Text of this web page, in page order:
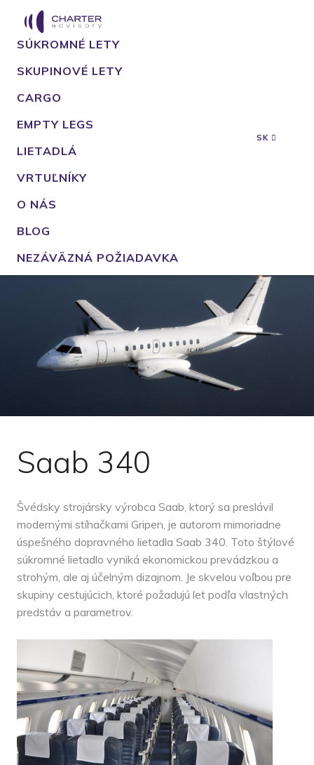
SÚKROMNÉ LETY
SKUPINOVÉ LETY
CARGO
EMPTY LEGS
LIETADLÁ
VRTUĽNÍKY
O NÁS
BLOG
NEZÁVÄZNÁ POŽIADAVKA
SK
Saab 340
Švédsky strojársky výrobca Saab, ktorý sa preslávil
modernými stíhačkami Gripen, je autorom mimoriadne
úspešného dopravného lietadla Saab 340. Toto štýlové
súkromné ​​lietadlo vyniká ekonomickou prevádzkou a
strohým, ale aj účelným dizajnom. Je skvelou voľbou pre
skupiny cestujúcich, ktoré požadujú let podľa vlastných
predstáv a parametrov.